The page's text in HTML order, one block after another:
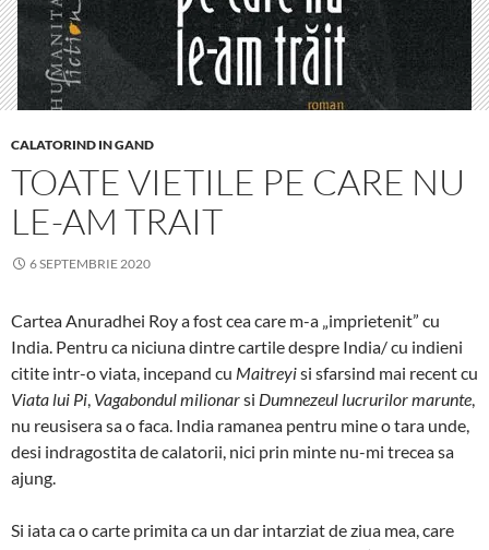
CALATORIND IN GAND
TOATE VIETILE PE CARE NU
LE-AM TRAIT
6 SEPTEMBRIE 2020
Cartea Anuradhei Roy a fost cea care m-a „imprietenit” cu
India. Pentru ca niciuna dintre cartile despre India/ cu indieni
citite intr-o viata, incepand cu Maitreyisi sfarsind mai recent cu
Viata lui Pi Vagabondul milionarsi Dumnezeul lucrurilor marunte
nu reusisera sa o faca. India ramanea pentru mine o tara unde,
desi indragostita de calatorii, nici prin minte nu-mi trecea sa
ajung.
Si iata ca o carte primita ca un dar intarziat de ziua mea, care